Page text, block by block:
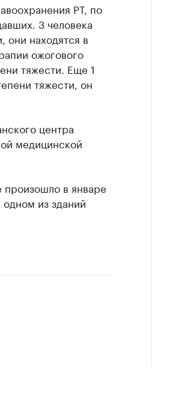
РТ, по
3 человека
они находятся в
ожогового
тяжести. Еще 1
тяжести, он
центра
медицинской
произошло в январе
из зданий